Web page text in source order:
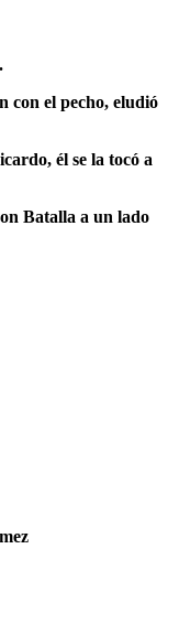
con el pecho, eludió
él se la tocó a
Batalla a un lado